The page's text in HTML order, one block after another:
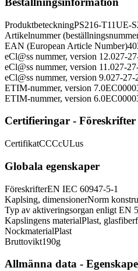
ProduktbeteckningPS216-T11UE-
Artikelnummer
EAN (European Article Number)
eCl@ss nummer, version 12.027-
eCl@ss nummer, version 11.027-
eCl@ss nummer, version 9.027-27-
ETIM-nummer, version 7.0
ETIM-nummer, version 6.0
Certifieringar - Föreskrifter
CertifikatCCCcULus
Globala egenskaper
FöreskrifterEN IEC 60947-5-1
Kaplsing, dimensionerNorm
Typ av aktiveringsorgan enligt EN
Kapslingens materialPlast,
NockmaterialPlast
Bruttovikt190g
Allmänna data -